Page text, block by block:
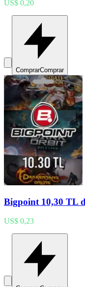
US$ 0,20
ComprarComprar
Bigpoint 10,30 TL
US$ 0,23